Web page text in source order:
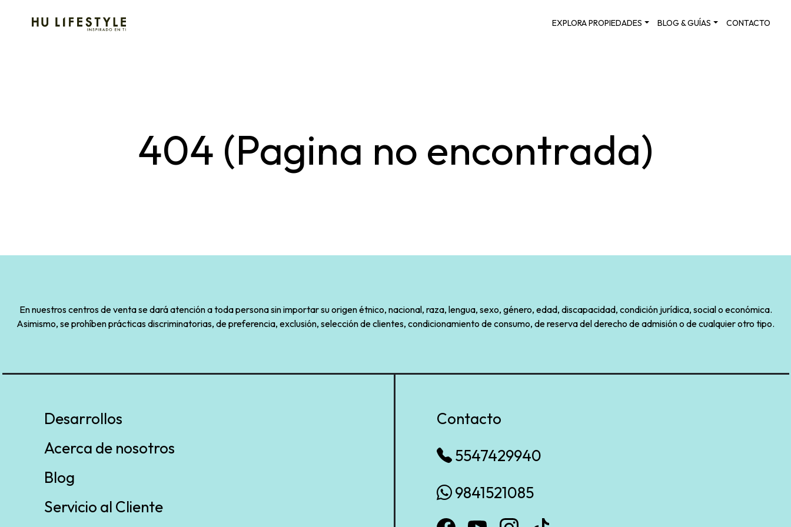
EXPLORA PROPIEDADES BLOG & GUÍAS CONTACTO
404 (Pagina no encontrada)
En nuestros centros de venta se dará atención a toda persona sin importar su origen étnico, nacional, raza, lengua, sexo, género, edad, discapacidad, condición jurídica, social o económica.
Asimismo, se prohíben prácticas discriminatorias, de preferencia, exclusión, selección de clientes, condicionamiento de consumo, de reserva del derecho de admisión o de cualquier otro tipo.
Desarrollos
Acerca de nosotros
Blog
Servicio al Cliente
Contacto
5547429940
9841521085